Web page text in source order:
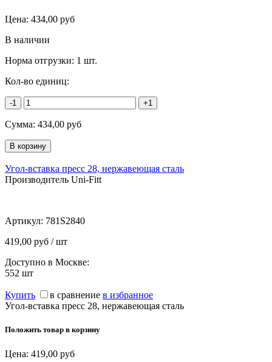
Цена: 434,00 руб
В наличии
Норма отгрузки: 1 шт.
Кол-во единиц:
-1 +1
Сумма: 434,00 руб
Угол-вставка пресс 28, нержавеющая сталь
Производитель Uni-Fitt
Артикул: 781S2840
419,00 руб / шт
Доступно в Москве:
552 шт
Купить в сравнение в избранное
Угол-вставка пресс 28, нержавеющая сталь
Положить товар в корзину
Цена: 419,00 руб